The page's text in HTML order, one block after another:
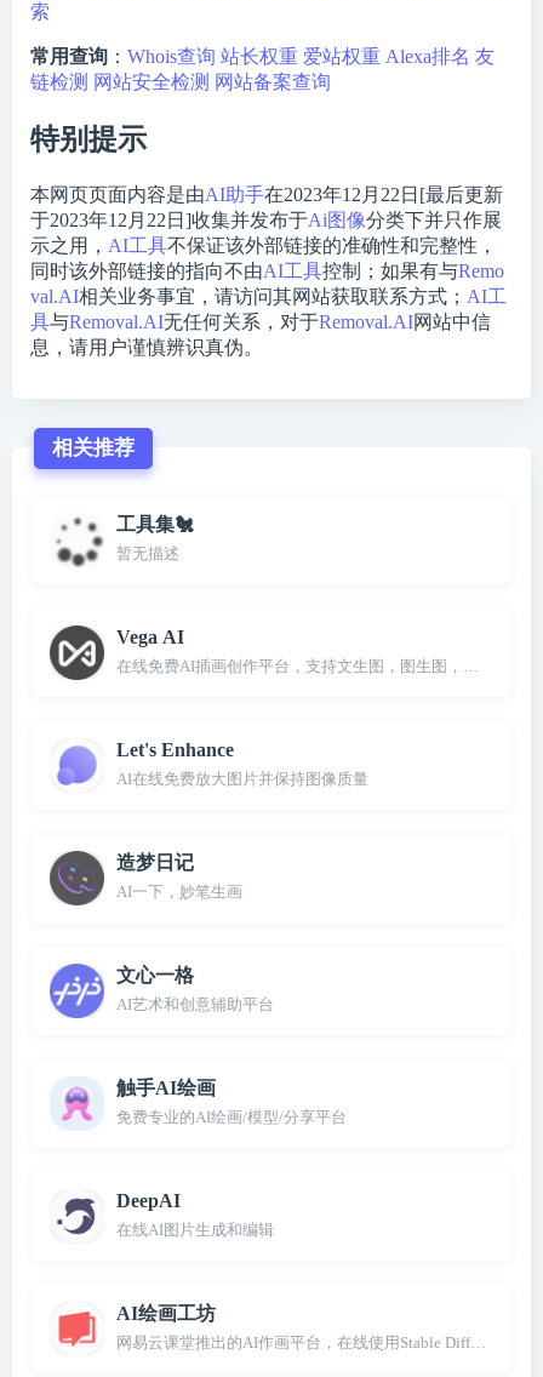
索
常用查询 ： Whois查询 站长权重 爱站权重 Alexa排名 友
链检测 网站安全检测 网站备案查询
特别提示
本网页页面内容是由AI助手在2023年12月22日[最后更新
于2023年12月22日]收集并发布于Ai图像分类下并只作展
示之用， AI工具不保证该外部链接的准确性和完整性，
同时该外部链接的指向不由AI工具控制；如果有与Remo
val.AI相关业务事宜，请访问其网站获取联系方式； AI工
具与Removal.AI无任何关系，对于Removal.AI网站中信
息，请用户谨慎辨识真伪。
相关推荐
工具集🐔
暂无描述
Vega AI
在线免费AI插画创作平台，支持文生图，图生图，条件生图
Let's Enhance
AI在线免费放大图片并保持图像质量
造梦日记
AI一下，妙笔生画
文心一格
AI艺术和创意辅助平台
触手AI绘画
免费专业的AI绘画/模型/分享平台
DeepAI
在线AI图片生成和编辑
AI绘画工坊
网易云课堂推出的AI作画平台，在线使用Stable Diffusion出图